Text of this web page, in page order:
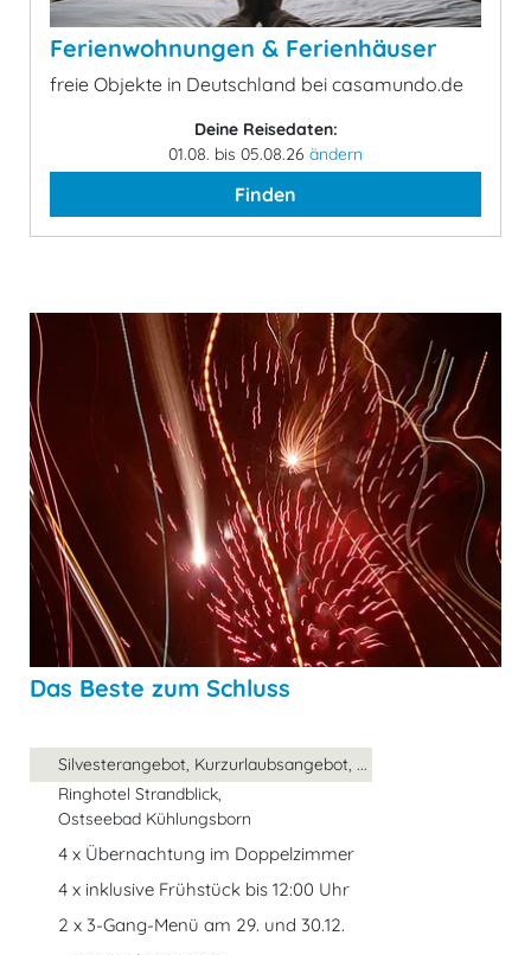
Ferienwohnungen & Ferienhäuser
freie Objekte in Deutschland bei casamundo.de
Deine Reisedaten:
01.08. bis 05.08.26 ändern
Finden
Das Beste zum Schluss
Silvesterangebot, Kurzurlaubsangebot, ...
Ringhotel Strandblick,
Ostseebad Kühlungsborn
4 x Übernachtung im Doppelzimmer
4 x inklusive Frühstück bis 12:00 Uhr
2 x 3-Gang-Menü am 29. und 30.12.